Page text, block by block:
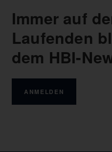
Immer auf
Laufenden
dem HBI-
ANMELDEN